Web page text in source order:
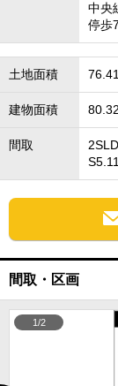
中央
停歩
土地面積
建物面積
間取
間取・区画
1/2